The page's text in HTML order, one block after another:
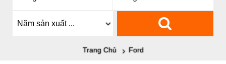
Trang Chủ Ford